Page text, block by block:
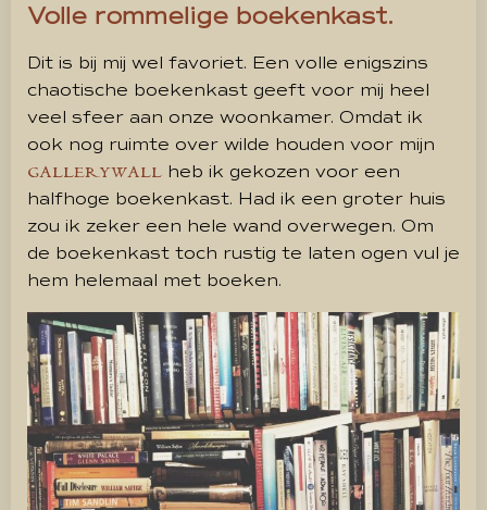
Volle rommelige boekenkast.
Dit is bij mij wel favoriet. Een volle enigszins
chaotische boekenkast geeft voor mij heel
veel sfeer aan onze woonkamer. Omdat ik
ook nog ruimte over wilde houden voor mijn
GALLERYWALL heb ik gekozen voor een
halfhoge boekenkast. Had ik een groter huis
zou ik zeker een hele wand overwegen. Om
de boekenkast toch rustig te laten ogen vul je
hem helemaal met boeken.